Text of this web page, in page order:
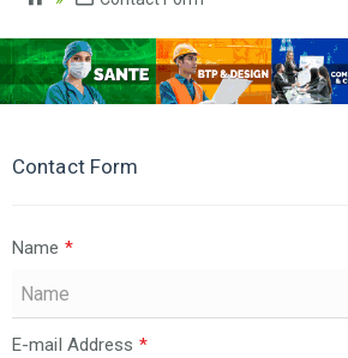
Contact Form
Name *
E-mail Address *